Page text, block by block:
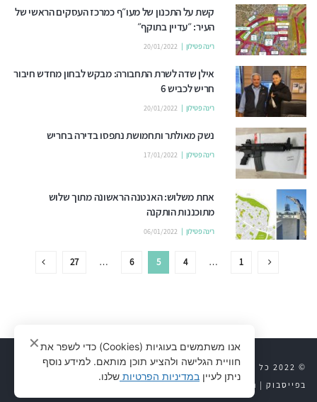
קשת על התכנון של מעו״ף כמרכז העסקים הראשי של
העיר: ״עדיין בתוקף״
רינה פטילון 20/01/2022
אילן שדה לשרת התחבורה: מבקש לבחון מחדש חיבור
חריש לכביש 6
רינה פטילון 20/01/2022
נשק מאולתר ותחמושת נתפסו בדירה בחריש
רינה פטילון 17/01/2022
אחת משלוש: האנטנה הראשונה מתוך שלוש
מתוכננות הותקנה
רינה פטילון 06/01/2022
1
…
4
5
6
…
27
© 2022 כל הזכויות שמורות לחריש 24 | יצירת קשר|
חריש 24
בפייסבוק | נדל״ן לוח דירות|פרויקטים קבלניים
אנו משתמשים בעוגיות (Cookies) כדי לשפר את
חוויית הגלישה ולהציע תוכן מותאם. למידע נוסף
ניתן לעיין במדיניות הפרטיות שלנו.
✕